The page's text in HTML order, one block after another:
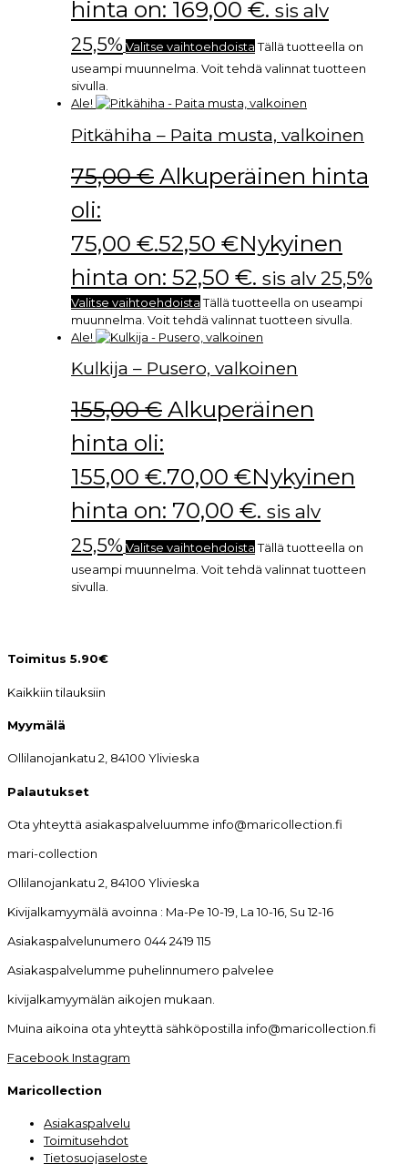
hinta on: 169,00 €. sis alv
25,5%Valitse vaihtoehdoista Tällä tuotteella on
useampi muunnelma. Voit tehdä valinnat tuotteen
sivulla.
Ale!
Pitkähiha – Paita musta, valkoinen
75,00€ Alkuperäinen hinta
oli:
75,00 €.52,50 €Nykyinen
hinta on: 52,50 €. sis alv 25,5%
Valitse vaihtoehdoista Tällä tuotteella on useampi
muunnelma. Voit tehdä valinnat tuotteen sivulla.
Ale!
Kulkija – Pusero, valkoinen
155,00€ Alkuperäinen
hinta oli:
155,00 €.70,00 €Nykyinen
hinta on: 70,00 €. sis alv
25,5%Valitse vaihtoehdoista Tällä tuotteella on
useampi muunnelma. Voit tehdä valinnat tuotteen
sivulla.
Toimitus 5.90€
Kaikkiin tilauksiin
Myymälä
Ollilanojankatu 2, 84100 Ylivieska
Palautukset
Ota yhteyttä asiakaspalveluumme info@maricollection.fi
mari-collection
Ollilanojankatu 2, 84100 Ylivieska
Kivijalkamyymälä avoinna : Ma-Pe 10-19, La 10-16, Su 12-16
Asiakaspalvelunumero 044 2419 115
Asiakaspalvelumme puhelinnumero palvelee
kivijalkamyymälän aikojen mukaan.
Muina aikoina ota yhteyttä sähköpostilla info@maricollection.fi
Facebook Instagram
Maricollection
Asiakaspalvelu
Toimitusehdot
Tietosuojaseloste